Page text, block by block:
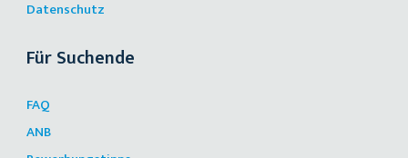
Datenschutz
Für Suchende
FAQ
ANB